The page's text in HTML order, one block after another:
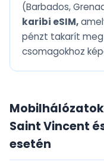
(Barbados,
karibi eSIM,
pénzt takarít
csomagokhoz
Saint Vincent
esetén